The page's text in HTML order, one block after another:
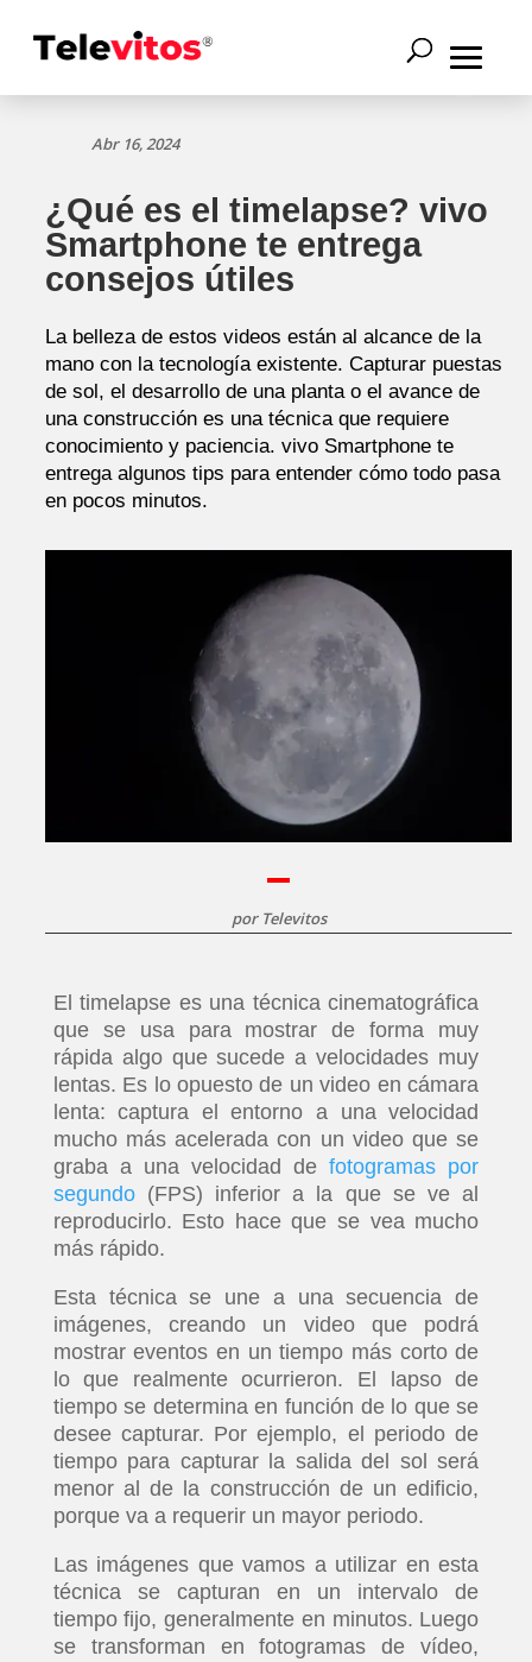
Abr 16, 2024
¿Qué es el timelapse? vivo
Smartphone te entrega
consejos útiles
La belleza de estos videos están al alcance de la
mano con la tecnología existente. Capturar puestas
de sol, el desarrollo de una planta o el avance de
una construcción es una técnica que requiere
conocimiento y paciencia. vivo Smartphone te
entrega algunos tips para entender cómo todo pasa
en pocos minutos.
por Televitos
El timelapse es una técnica cinematográfica
que se usa para mostrar de forma muy
rápida algo que sucede a velocidades muy
lentas. Es lo opuesto de un video en cámara
lenta: captura el entorno a una velocidad
mucho más acelerada con un video que se
graba a una velocidad defotogramas por
segundo(FPS) inferior a la que se ve al
reproducirlo. Esto hace que se vea mucho
más rápido.
Esta técnica se une a una secuencia de
imágenes, creando un video que podrá
mostrar eventos en un tiempo más corto de
lo que realmente ocurrieron. El lapso de
tiempo se determina en función de lo que se
desee capturar. Por ejemplo, el periodo de
tiempo para capturar la salida del sol será
menor al de la construcción de un edificio,
porque va a requerir un mayor periodo.
Las imágenes que vamos a utilizar en esta
técnica se capturan en un intervalo de
tiempo fijo, generalmente en minutos. Luego
se transforman en fotogramas de vídeo,